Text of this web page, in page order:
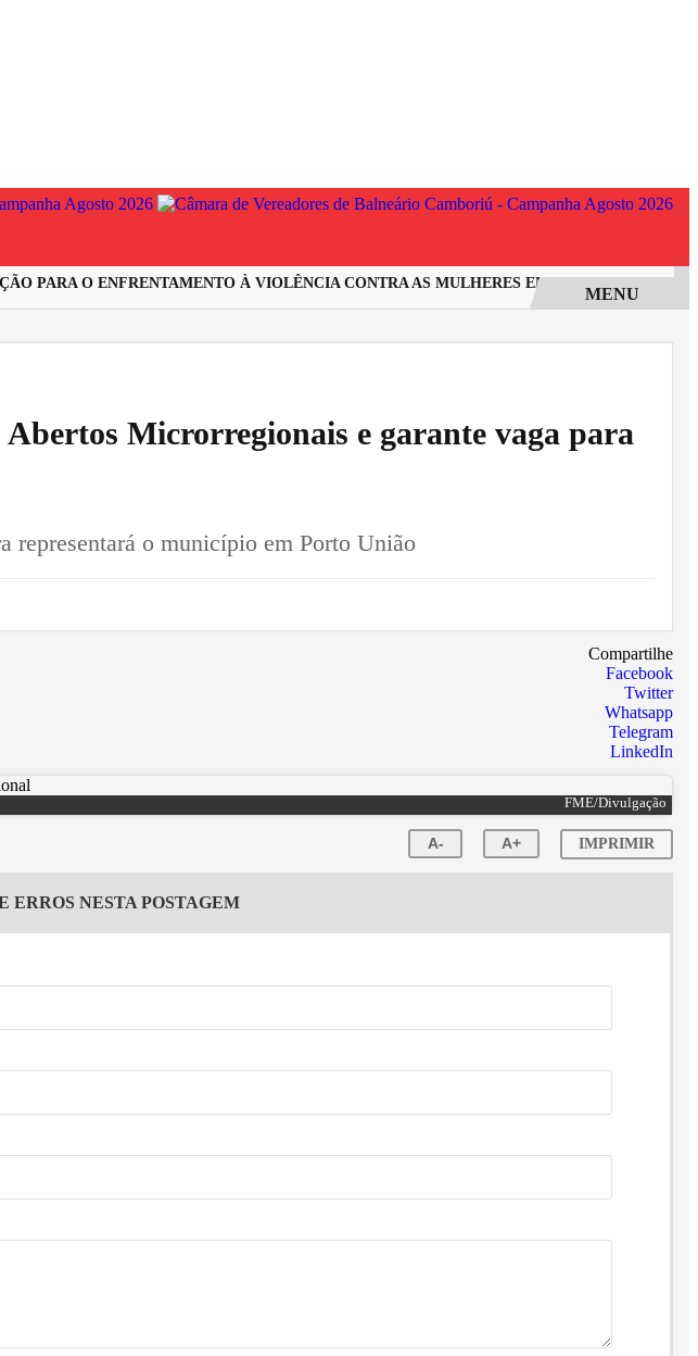
O ENFRENTAMENTO À VIOLÊNCIA CONTRA AS MULHERES EM SANTA CATARINA
MENU
Microrregionais e garante vaga para
representará o município em Porto União
Compartilhe
Facebook
Twitter
Whatsapp
Telegram
LinkedIn
FME/Divulgação
A- A+ IMPRIMIR
ERROS NESTA POSTAGEM